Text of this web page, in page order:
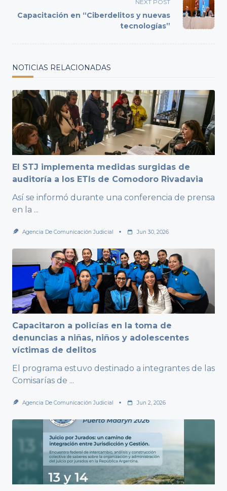
reader-
NEXT POST
Capacitación en “Ciberdelitos y nuevas
tecnologías”
NOTICIAS RELACIONADAS
El STJ implementa medidas surgidas de
auditoría a los ETIs de Comodoro Rivadavia
Así se informó durante una conferencia de prensa
en la ...
Agencia De Comunicación Judicial Jun 30, 2026
Capacitaron a policías en la toma de
denuncias a niñas, niños y adolescentes
víctimas de delitos
El programa estuvo destinado a integrantes de las
Comisarías de ...
Agencia De Comunicación Judicial Jun 2, 2026